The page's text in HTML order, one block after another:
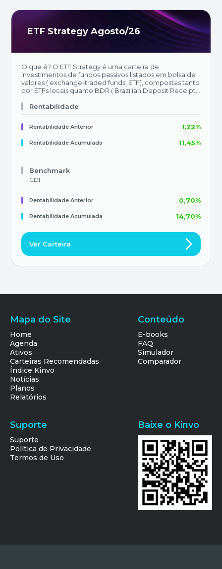
ETF Strategy Agosto/26
O que é? O ETF Strategy é uma carteira de
investimentos de fundos passivos listados em bolsa de
valores ( exchange-traded funds, ETF), compostas tanto
por ETFs locais quanto BDR ( Brazilian Deposit Receipt )
refletir nossa estratégia de alocação. Objetivo da
Depósito Interbancário (CDI), padrão utilizado pela
indústria de fundos de investimentos em
multimercados. O relatório terá periodicidade mensal
e divulgado todo primeiro dia útil de cada mês.
Rentabilidade
Rentabilidade Anterior 1,22%
Rentabilidade Acumulada 11,45%
Benchmark
CDI
Rentabilidade Anterior 0,70%
Rentabilidade Acumulada 14,70%
Ver Carteira
Mapa do Site
Home
Agenda
Ativos
Carteiras Recomendadas
Índice Kinvo
Notícias
Planos
Relatórios
Conteúdo
E-books
FAQ
Simulador
Comparador
Suporte
Suporte
Política de Privacidade
Termos de Uso
Baixe o Kinvo